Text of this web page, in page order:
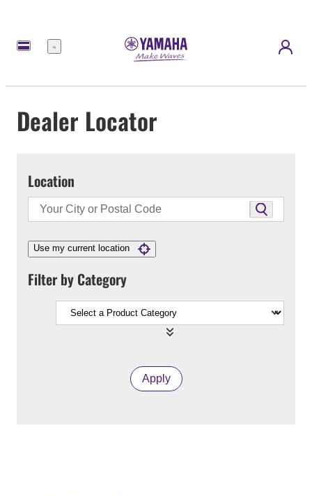
Menu
Dealer Locator
Location
Use my current location
Filter by Category
Apply